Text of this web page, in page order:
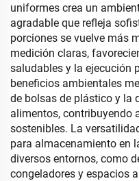
uniformes crea un
agradable que refleja
porciones se vuelve más
medición claras,
saludables y la ejecución
beneficios ambientales
de bolsas de plástico y la
alimentos, contribuyendo
sostenibles. La
para almacenamiento en
diversos entornos, como
congeladores y espacios